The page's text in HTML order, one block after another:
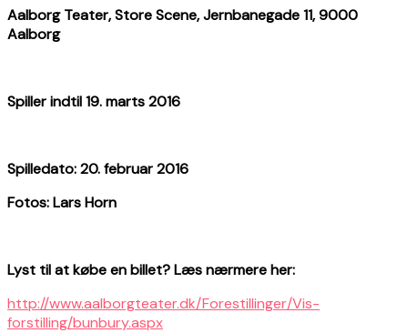
Aalborg Teater, Store Scene, Jernbanegade 11, 9000
Aalborg
Spiller indtil 19. marts 2016
Spilledato: 20. februar 2016
Fotos: Lars Horn
Lyst til at købe en billet? Læs nærmere her:
http://www.aalborgteater.dk/Forestillinger/Vis-
forstilling/bunbury.aspx